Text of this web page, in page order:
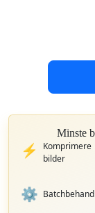
Minste
⚡
Komprimere
bilder
⚙️